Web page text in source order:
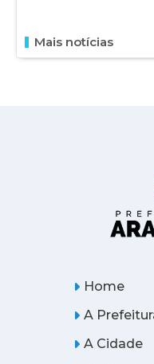
Mais notícias
Home
A
A Cidade